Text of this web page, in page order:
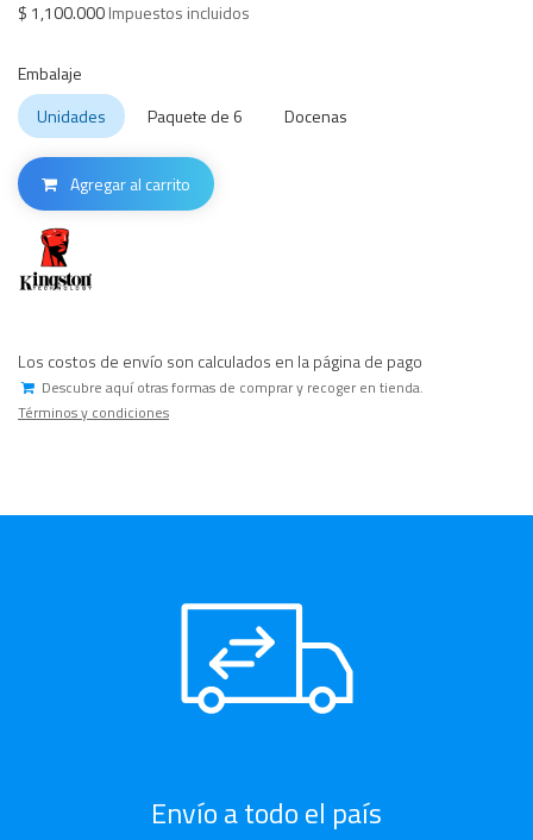
$ 1,100.000Impuestos incluidos
Embalaje
Unidades
Paquete de 6 Docenas
Agregar al carrito
Los costos de envío son calculados en la página de pago
Descubre aquí otras formas de comprar y recoger en tienda.
Términos y condiciones
Envío a todo el país